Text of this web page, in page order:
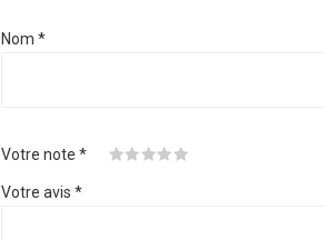
Nom *
Votre note *
Votre avis *